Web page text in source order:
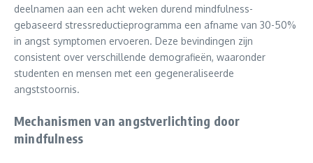
deelnamen aan een acht weken durend mindfulness-
gebaseerd stressreductieprogramma een afname van 30-50%
in angst symptomen ervoeren. Deze bevindingen zijn
consistent over verschillende demografieën, waaronder
studenten en mensen met een gegeneraliseerde
angststoornis.
Mechanismen van angstverlichting door
mindfulness